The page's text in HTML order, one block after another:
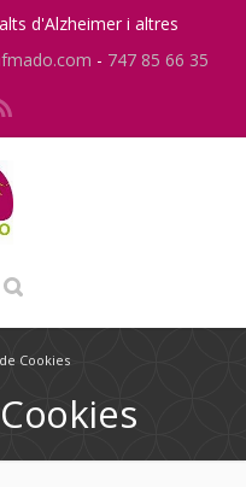
d'Alzheimer i altres
- 747 85 66 35
Cookies